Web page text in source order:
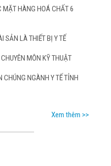
MẶT HÀNG HOÁ CHẤT 6
SẢN LÀ THIẾT BỊ Y TẾ
MÔN KỸ THUẬT
CHÚNG NGÀNH Y TẾ TỈNH
Xem thêm >>